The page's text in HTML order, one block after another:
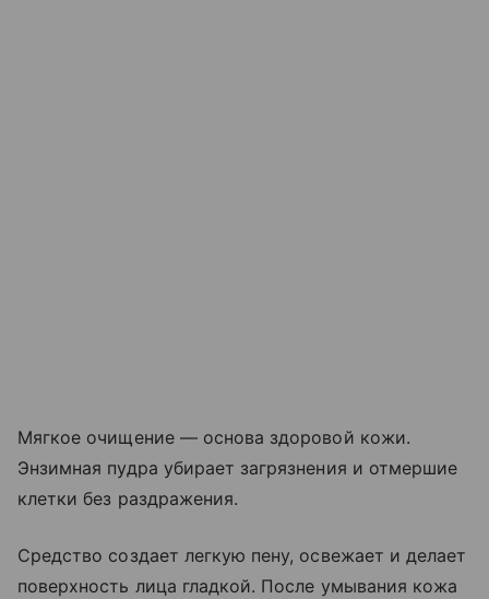
Мягкое очищение — основа здоровой кожи.
Энзимная пудра убирает загрязнения и отмершие
клетки без раздражения.
Средство создает легкую пену, освежает и делает
поверхность лица гладкой. После умывания кожа